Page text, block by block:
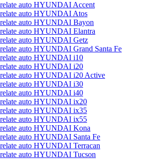
auto HYUNDAI Accent
auto HYUNDAI Atos
auto HYUNDAI Bayon
auto HYUNDAI Elantra
auto HYUNDAI Getz
auto HYUNDAI Grand Santa Fe
auto HYUNDAI i10
auto HYUNDAI i20
auto HYUNDAI i20 Active
auto HYUNDAI i30
auto HYUNDAI i40
auto HYUNDAI ix20
auto HYUNDAI ix35
auto HYUNDAI ix55
auto HYUNDAI Kona
auto HYUNDAI Santa Fe
auto HYUNDAI Terracan
auto HYUNDAI Tucson